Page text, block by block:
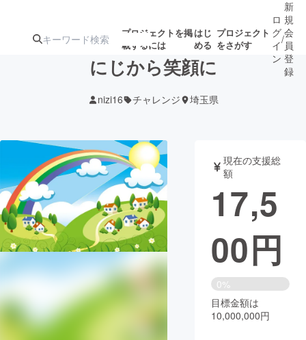
プロジェクトを掲
載するには
はじ
める
プロジェクト
をさがす
アート・写真
テクノロジー・ガジェット ゲーム・サ
ビジネス・起業 チャレンジ
ロ
グ
イ
ン
/
新
規
会
員
登
録
にじから笑顔に
nizi16 チャレンジ 埼玉県
現在の支援総
額
17,5
00円
0%
目標金額は
10,000,000円